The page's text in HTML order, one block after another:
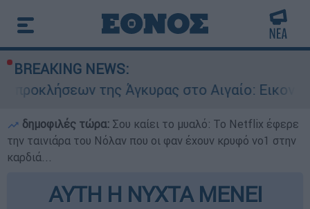
BREAKING NEWS:
της Άγκυρας στο Αιγαίο: Εικονική
δημοφιλές τώρα: Σου καίει το μυαλό: Το Netflix έφερε
την ταινιάρα του Νόλαν που οι φαν έχουν κρυφό νο1 στην
καρδιά...
ΑΥΤΗ Η ΝΥΧΤΑ ΜΕΝΕΙ